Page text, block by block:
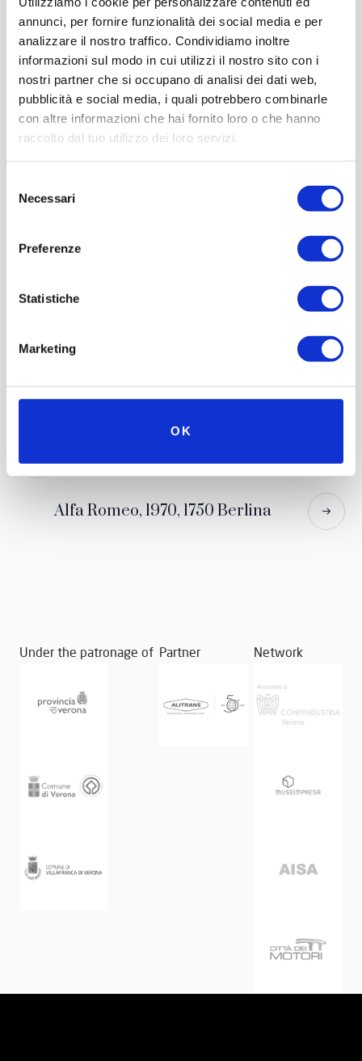
annunci, per fornire funzionalità dei social media e per
analizzare il nostro traffico. Condividiamo inoltre
informazioni sul modo in cui utilizzi il nostro sito con i
nostri partner che si occupano di analisi dei dati web,
pubblicità e social media, i quali potrebbero combinarle
con altre informazioni che hai fornito loro o che hanno
raccolto dal tuo utilizzo dei loro servizi.
delNecessari
Preferenze
Statistiche
Marketing
OK
Zagato Centrostile
Alfa Romeo, 1970, 1750 Berlina
Under the patronage of Partner Network